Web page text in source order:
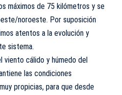
máximos de 75 kilómetros y se
noroeste. Por suposición
atentos a la evolución y
sistema.
viento cálido y húmedo del
las condiciones
propicias, para que desde